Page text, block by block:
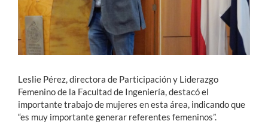
Leslie Pérez, directora de Participación y Liderazgo
Femenino de la Facultad de Ingeniería, destacó el
importante trabajo de mujeres en esta área, indicando que
“es muy importante generar referentes femeninos”.